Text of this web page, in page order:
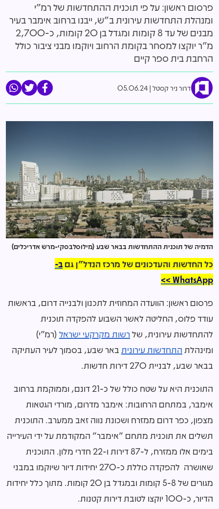
פרסום ראשון: על פי תוכנית ההתחדשות של רמ"י
ומנהלת התחדשות עירונית ב"ש, ייבנו ברחוב אימבר בעיר
מבנים של עד 8 קומות ומגדל בן 20 קומות, כ-2,700
מ"ר יוקצו למסחר בקומת הרחוב ויוקמו מבני ציבור כולל
הרחבת בית ספר קיים
דרור ניר קסטל 05.06.24
הדמיה של תוכנית ההתחדשות בבאר שבע (מילוסלבסקי-מרש אדריכלים)
כל החדשות והעדכונים של מרכז הנדל"ן גם ב-
WhatsApp >>
פרסום ראשון: הוועדה המחוזית לתכנון ולבנייה דרום, בראשות
עודד פלוס, החליטה לאשר השבוע להפקדה תוכנית
להתחדשות עירונית, של רשות מקרקעי ישראל (רמ"י)
ומינהלת התחדשות עירונית באר שבע, בסמוך לעיר העתיקה
בבאר שבע, לבניית 270 דירות חדשות.
התוכנית היא על שטח כולל של כ-21 דונם, וממוקמת ברחוב
אימבר, במתחם הרחובות: אימבר מדרום, מורדי הגטאות
מצפון, כפר דרום ממזרח ושכונת נווה זאב ממערב. התוכנית
תשלים את תוכנית מתחם "אימבר" המקודמת על ידי העירייה
בימים אלו ממזרח, ל-87 דירות ו-22 חדרי מלון. התוכנית
שאושרה להפקדה כוללת כ-270 יחידות דיור שיוקמו במבני
מגורים של 5-8 קומות ובמגדל בן 20 קומות. מתוך כלל יחידות
הדיור, כ-100 יוקצו לטובת דירות קטנות.